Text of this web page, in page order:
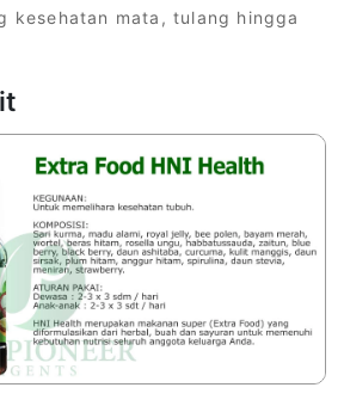
kesehatan mata, tulang hingga